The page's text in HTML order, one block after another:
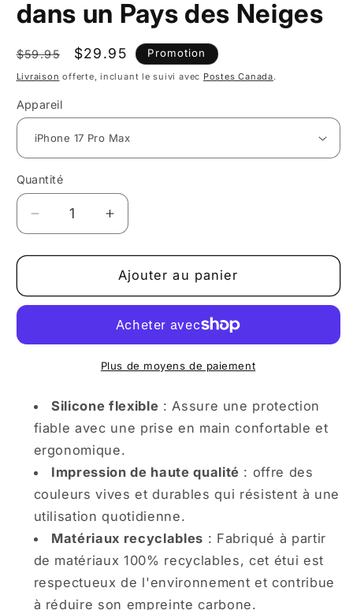
dans un Pays des Neiges
Prix
habituel
$59.95
Prix
promotionnel
$29.95 Promotion
Livraison offerte, incluant le suivi avec Postes Canada.
Appareil
Quantité
Réduire
la
quantité
Étui
Aventure
Pays
des
Neiges
Augmenter
la
quantité
de
Étui
iPhone
Aventure
dans
Pays
Neiges
Ajouter au panier
Plus de moyens de paiement
Silicone flexible : Assure une protection
fiable avec une prise en main confortable et
ergonomique.
Impression de haute qualité : offre des
couleurs vives et durables qui résistent à une
utilisation quotidienne.
Matériaux recyclables : Fabriqué à partir
de matériaux 100% recyclables, cet étui est
respectueux de l'environnement et contribue
à réduire son empreinte carbone.